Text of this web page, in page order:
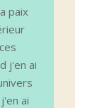
paix
j'en ai
ai